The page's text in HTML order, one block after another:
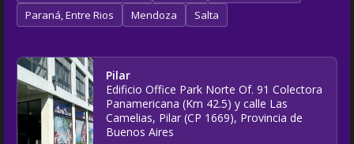
Paraná, Entre Rios
Mendoza Salta
Pilar
Edificio Office Park Norte Of. 91 Colectora
Panamericana (Km 42.5) y calle Las
Camelias, Pilar (CP 1669), Provincia de
Buenos Aires